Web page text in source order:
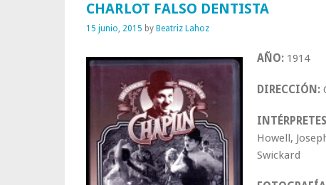
CHARLOT FALSO DENTISTA
15 junio, 2015 by Beatriz Lahoz
AÑO: 1914
DIRECCIÓN:
Howell,
Swickard